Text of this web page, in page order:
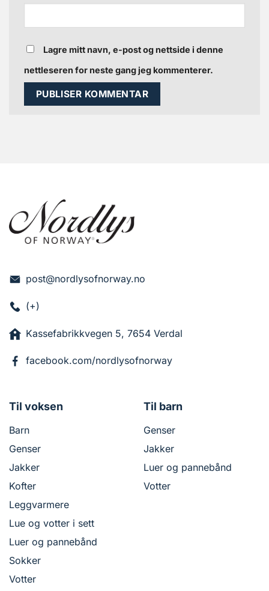
Lagre mitt navn, e-post og nettside i denne
nettleseren for neste gang jeg kommenterer.
post@nordlysofnorway.no
(+)
Kassefabrikkvegen 5, 7654 Verdal
facebook.com/nordlysofnorway
Til voksen
Barn
Genser
Jakker
Kofter
Leggvarmere
Lue og votter i sett
Luer og pannebånd
Sokker
Votter
Til barn
Genser
Jakker
Luer og pannebånd
Votter